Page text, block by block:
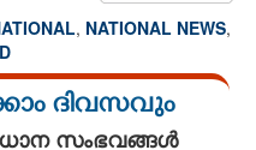
, NATIONAL NEWS,
ദിവസവും
സംഭവങ്ങൾ